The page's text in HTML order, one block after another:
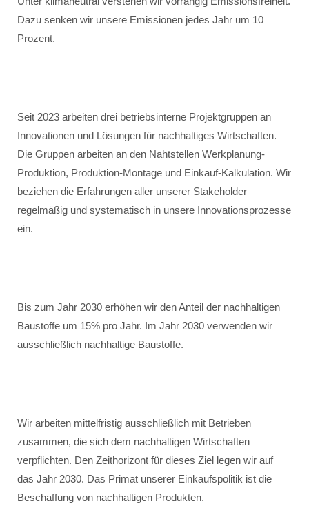
Dazu senken wir unsere Emissionen jedes Jahr um 10
Prozent.
Seit 2023 arbeiten drei betriebsinterne Projektgruppen an
Innovationen und Lösungen für nachhaltiges Wirtschaften.
Die Gruppen arbeiten an den Nahtstellen Werkplanung-
Produktion, Produktion-Montage und Einkauf-Kalkulation. Wir
beziehen die Erfahrungen aller unserer Stakeholder
regelmäßig und systematisch in unsere Innovationsprozesse
ein.
Bis zum Jahr 2030 erhöhen wir den Anteil der nachhaltigen
Baustoffe um 15% pro Jahr. Im Jahr 2030 verwenden wir
ausschließlich nachhaltige Baustoffe.
Wir arbeiten mittelfristig ausschließlich mit Betrieben
zusammen, die sich dem nachhaltigen Wirtschaften
verpflichten. Den Zeithorizont für dieses Ziel legen wir auf
das Jahr 2030. Das Primat unserer Einkaufspolitik ist die
Beschaffung von nachhaltigen Produkten.